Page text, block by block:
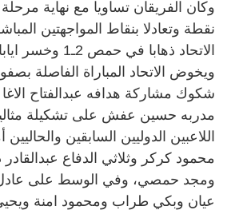
نقطة وتعادلا بنقاط المواجهتين
ويخوض الاتحاد المباراة الفاصلة
شكوك مشاركة هدافه عبدالفتاح
مدربه حسين عفش على تشكيلة
اللاعبين الدوليين السابقين
محمود كركر وثلاثي الدفاع
ومجد حمصي، وفي الوسط على عادل
عيان وبكي طراب ومحمود امنة